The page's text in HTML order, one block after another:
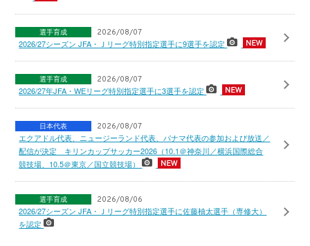
選手育成 2026/08/07
2026/27シーズン JFA・Ｊリーグ特別指定選手に9選手を認定
選手育成 2026/08/07
2026/27年JFA・WEリーグ特別指定選手に3選手を認定
日本代表 2026/08/07
エクアドル代表、ニュージーランド代表、パナマ代表の参加および放送／
配信が決定 キリンカップサッカー2026（10.1＠神奈川／横浜国際総合
競技場、10.5＠東京／国立競技場）
選手育成 2026/08/06
2026/27シーズン JFA・Ｊリーグ特別指定選手に佐藤柚太選手（専修大）
を認定